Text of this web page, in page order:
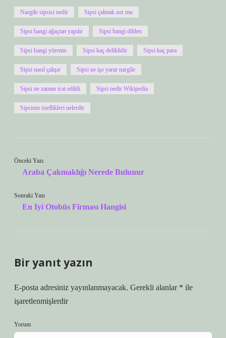
Nargile sipsisi nedir Sipsi çalmak zor mu
Sipsi hangi ağaçtan yapılır Sipsi hangi dilden
Sipsi hangi yörenin Sipsi kaç deliklidir Sipsi kaç para
Sipsi nasıl çalışır Sipsi ne işe yarar nargile
Sipsi ne zaman icat edildi Sipsi nedir Wikipedia
Sipsinin özellikleri nelerdir
Önceki Yazı
Araba Çakmaklığı Nerede Bulunur
Sonraki Yazı
En Iyi Otobüs Firması Hangisi
Bir yanıt yazın
E-posta adresiniz yayınlanmayacak. Gerekli alanlar * ile
işaretlenmişlerdir
Yorum